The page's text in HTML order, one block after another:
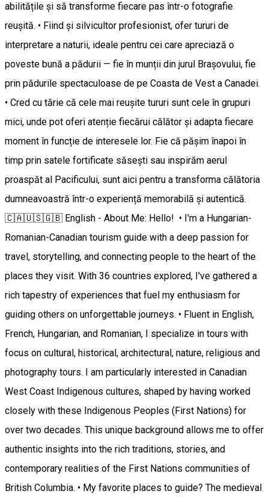
abilitățile și să transforme fiecare pas într-o fotografie
reușită. • Fiind și silvicultor profesionist, ofer tururi de
interpretare a naturii, ideale pentru cei care apreciază o
poveste bună a pădurii — fie în munții din jurul Brașovului, fie
prin pădurile spectaculoase de pe Coasta de Vest a Canadei.
• Cred cu tărie că cele mai reușite tururi sunt cele în grupuri
mici, unde pot oferi atenție fiecărui călător și adapta fiecare
moment în funcție de interesele lor. Fie că pășim înapoi în
timp prin satele fortificate săsești sau inspirăm aerul
proaspăt al Pacificului, sunt aici pentru a transforma călătoria
dumneavoastră într-o experiență memorabilă și autentică.
🇨🇦🇺🇸🇬🇧 English - About Me: Hello! • I'm a Hungarian-
Romanian-Canadian tourism guide with a deep passion for
travel, storytelling, and connecting people to the heart of the
places they visit. With 36 countries explored, I've gathered a
rich tapestry of experiences that fuel my enthusiasm for
guiding others on unforgettable journeys. • Fluent in English,
French, Hungarian, and Romanian, I specialize in tours with
focus on cultural, historical, architectural, nature, religious and
photography tours. I am particularly interested in Canadian
West Coast Indigenous cultures, shaped by having worked
closely with these Indigenous Peoples (First Nations) for
over two decades. This unique background allows me to offer
authentic insights into the rich traditions, stories, and
contemporary realities of the First Nations communities of
British Columbia. • My favorite places to guide? The medieval